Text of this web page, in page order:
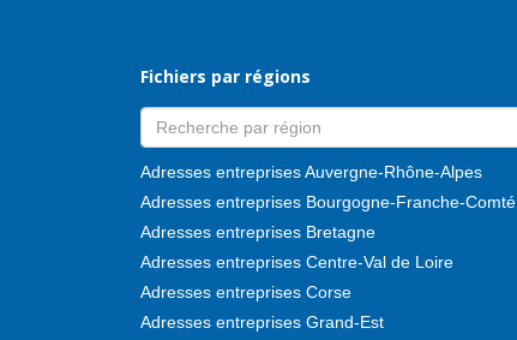
Fichiers par régions
Adresses entreprises Auvergne-Rhône-Alpes
Adresses entreprises Bourgogne-Franche-Comté
Adresses entreprises Bretagne
Adresses entreprises Centre-Val de Loire
Adresses entreprises Corse
Adresses entreprises Grand-Est